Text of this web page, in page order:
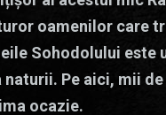
oamenilor care
Sohodolului este
Pe aici, mii
ocazie.